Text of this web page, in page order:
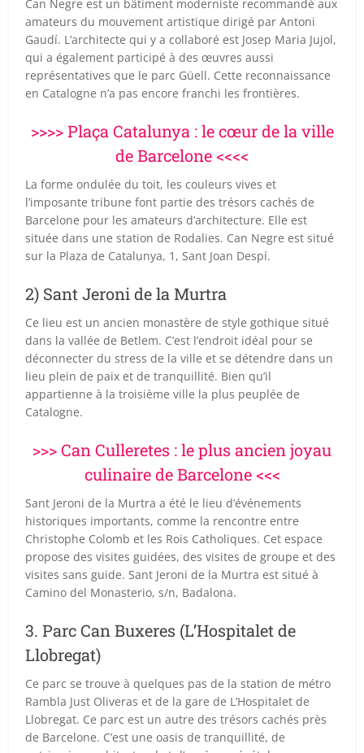
Can Negre est un bâtiment moderniste recommandé aux
amateurs du mouvement artistique dirigé par Antoni
Gaudí. L’architecte qui y a collaboré est Josep Maria Jujol,
qui a également participé à des œuvres aussi
représentatives que le parc Güell. Cette reconnaissance
en Catalogne n’a pas encore franchi les frontières.
>>>> Plaça Catalunya : le cœur de la ville
de Barcelone <<<<
La forme ondulée du toit, les couleurs vives et
l’imposante tribune font partie des trésors cachés de
Barcelone pour les amateurs d’architecture. Elle est
située dans une station de Rodalies. Can Negre est situé
sur la Plaza de Catalunya, 1, Sant Joan Despí.
2) Sant Jeroni de la Murtra
Ce lieu est un ancien monastère de style gothique situé
dans la vallée de Betlem. C’est l’endroit idéal pour se
déconnecter du stress de la ville et se détendre dans un
lieu plein de paix et de tranquillité. Bien qu’il
appartienne à la troisième ville la plus peuplée de
Catalogne.
>>> Can Culleretes : le plus ancien joyau
culinaire de Barcelone <<<
Sant Jeroni de la Murtra a été le lieu d’événements
historiques importants, comme la rencontre entre
Christophe Colomb et les Rois Catholiques. Cet espace
propose des visites guidées, des visites de groupe et des
visites sans guide. Sant Jeroni de la Murtra est situé à
Camino del Monasterio, s/n, Badalona.
3. Parc Can Buxeres (L’Hospitalet de
Llobregat)
Ce parc se trouve à quelques pas de la station de métro
Rambla Just Oliveras et de la gare de L’Hospitalet de
Llobregat. Ce parc est un autre des trésors cachés près
de Barcelone. C’est une oasis de tranquillité, de